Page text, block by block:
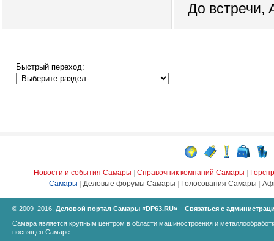
До встречи,
Быстрый переход:
Новости и события Самары Справочник компаний Самары
Самары
Деловые форумы Самары Голосования Самары
© 2009–2016, Деловой портал Самары «DP63.RU»
Связаться с
Самара является крупным центром в области машиностроения и
посвящен Самаре.